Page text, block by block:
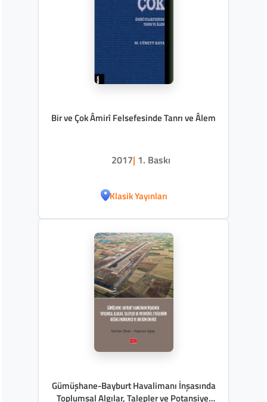
Bir ve Çok Âmirî Felsefesinde Tanrı ve Âlem
2017| 1. Baskı
Klasik Yayınları
Gümüşhane-Bayburt Havalimanı İnşasında
Toplumsal Algılar, Talepler ve Potansiyel